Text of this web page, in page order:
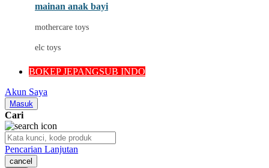
Oh Ma Grain
mainan anak bayi
mothercare toys
elc toys
BOKEP JEPANGSUB INDO
Akun Saya
Masuk
Cari
Pencarian Lanjutan
cancel